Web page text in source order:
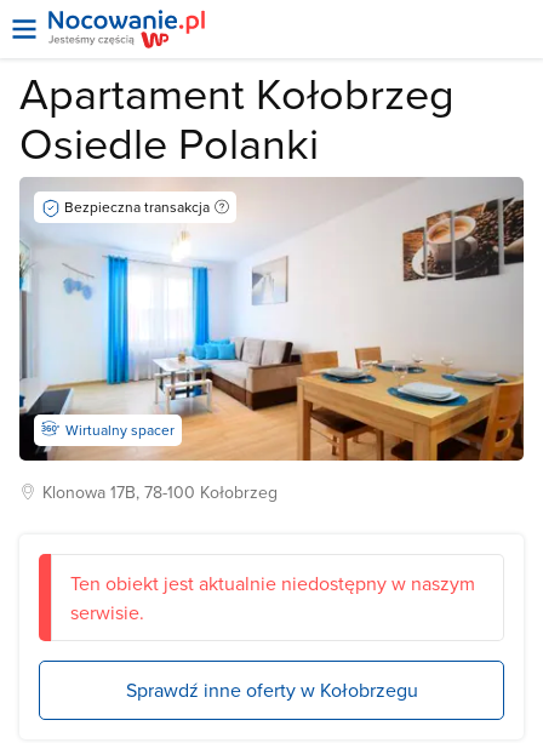
Apartament Kołobrzeg
Osiedle Polanki
Wirtualny spacer
Bezpieczna transakcja
Klonowa17B, 78-100 Kołobrzeg
Ten obiekt jest aktualnie niedostępny w naszym
serwisie.
Sprawdź inne oferty w Kołobrzegu